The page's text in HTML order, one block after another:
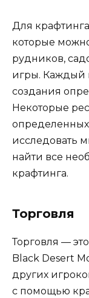
Для
которые
рудников,
игры. Каждый
создания
Некоторые
определенных
исследовать
найти все
крафтинга.
Торговля
Торговля —
Black Desert
других
с помощью